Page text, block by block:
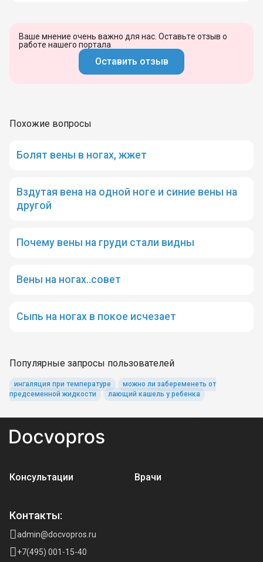
Ваше мнение очень важно для нас. Оставьте отзыв о
работе нашего портала
Оставить отзыв
Похожие вопросы
Болят вены в ногах, жжет
Вздутая вена на одной ноге и синие вены на
другой
Почему вены на груди стали видны
Вены на ногах..совет
Сыпь на ногах в покое исчезает
Популярные запросы пользователей
ингаляция при температуре
можно ли забеременеть от
предсеменной жидкости
лающий кашель у ребенка
Консультации Врачи
Контакты:
admin@docvopros.ru
+7(495) 001-15-40